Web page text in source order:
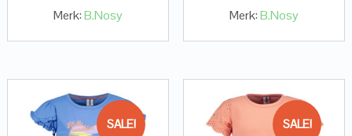
Merk:B.Nosy Merk:B.Nosy
SALE! SALE!